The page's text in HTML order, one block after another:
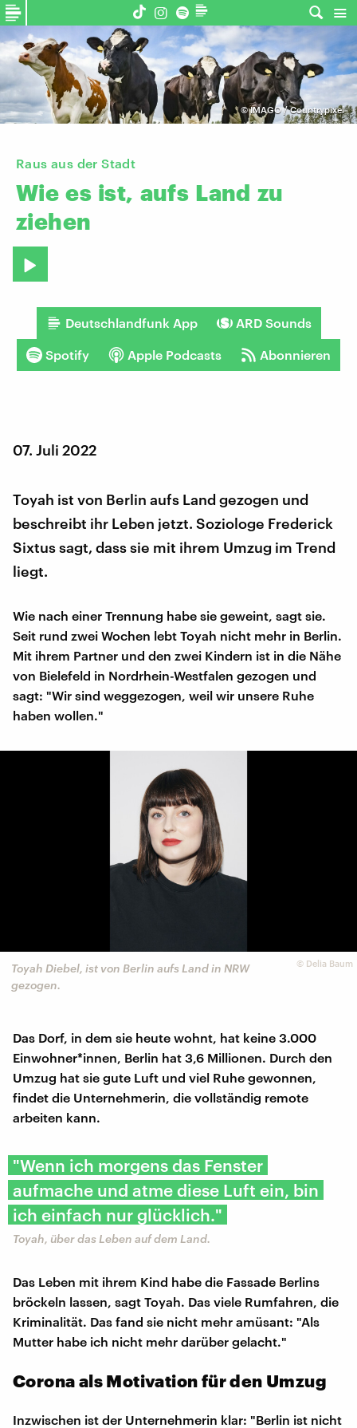
©IMAGO / Countrypixel
Raus aus der Stadt
Wie es ist, aufs Land zu
ziehen
Deutschlandfunk App ARD Sounds
Spotify Apple Podcasts Abonnieren
07. Juli 2022
Toyah ist von Berlin aufs Land gezogen und
beschreibt ihr Leben jetzt. Soziologe Frederick
Sixtus sagt, dass sie mit ihrem Umzug im Trend
liegt.
Wie nach einer Trennung habe sie geweint, sagt sie.
Seit rund zwei Wochen lebt Toyah nicht mehr in Berlin.
Mit ihrem Partner und den zwei Kindern ist in die Nähe
von Bielefeld in Nordrhein-Westfalen gezogen und
sagt: "Wir sind weggezogen, weil wir unsere Ruhe
haben wollen."
© Delia Baum
Toyah Diebel, ist von Berlin aufs Land in NRW
gezogen.
Das Dorf, in dem sie heute wohnt, hat keine 3.000
Einwohner*innen, Berlin hat 3,6 Millionen. Durch den
Umzug hat sie gute Luft und viel Ruhe gewonnen,
findet die Unternehmerin, die vollständig remote
arbeiten kann.
"Wenn ich morgens das Fenster
aufmache und atme diese Luft ein, bin
ich einfach nur glücklich."
Toyah, über das Leben auf dem Land.
Das Leben mit ihrem Kind habe die Fassade Berlins
bröckeln lassen, sagt Toyah. Das viele Rumfahren, die
Kriminalität. Das fand sie nicht mehr amüsant: "Als
Mutter habe ich nicht mehr darüber gelacht."
Corona als Motivation für den Umzug
Inzwischen ist der Unternehmerin klar: "Berlin ist nicht